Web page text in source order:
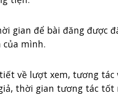
gian để bài đăng được
của mình.
về lượt xem, tương tác
thời gian tương tác